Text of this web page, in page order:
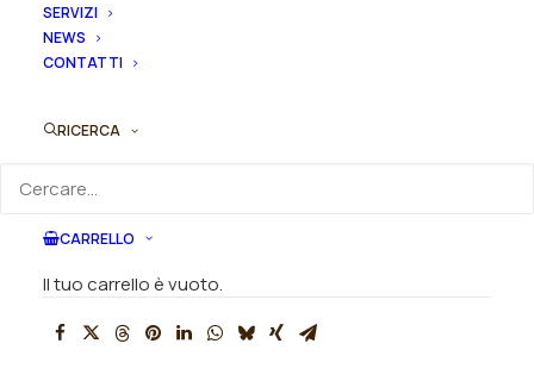
SERVIZI
NEWS
CONTATTI
RICERCA
CARRELLO
Il tuo carrello è vuoto.
SKU
Categorie